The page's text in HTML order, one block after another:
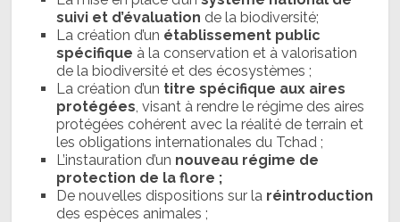
suivi et d’évaluation de la biodiversité;
La création d’un établissement public
spécifique à la conservation et à valorisation
de la biodiversité et des écosystèmes ;
La création d’un titre spécifique aux aires
protégées, visant à rendre le régime des aires
protégées cohérent avec la réalité de terrain et
les obligations internationales du Tchad ;
L’instauration d’un nouveau régime de
protection de la flore ;
De nouvelles dispositions sur la réintroduction
des espèces animales ;